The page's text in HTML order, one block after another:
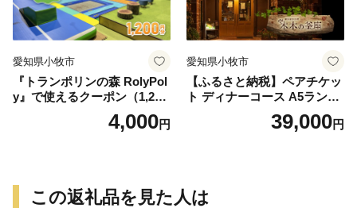
愛知県小牧市
『トランポリンの森 RolyPol
y』で使えるクーポン（1,200
4,000円
愛知県小牧市
【ふるさと納税】ペアチケッ
ト ディナーコース A5ランク
飛騨牛 コース 記念日 お誕生
日 特別な日 完全個室 ノンア
県 小牧市 送料無料
39,000円
この返礼品を見た人は